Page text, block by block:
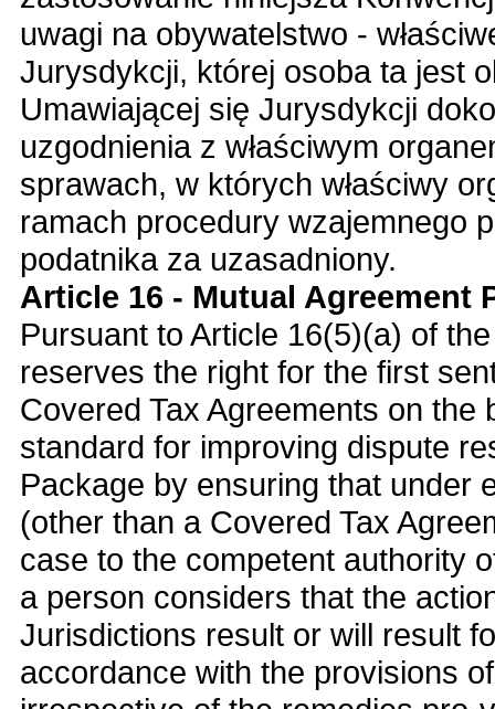
uwagi na obywatelstwo -
Jurysdykcji, której osoba ta jest
Umawiającej się Jurysdykcji
uzgodnienia z właściwym
sprawach, w których właściwy
ramach procedury wzajemnego
podatnika za uzasadniony.
Article 16 - Mutual Agreement
Pursuant to Article 16(5)(a) of
reserves the right for the first
Covered Tax Agreements on
standard for improving dispute
Package by ensuring that under
(other than a Covered Tax
case to the competent authority
a person considers that the
Jurisdictions result or will result
accordance with the provisions